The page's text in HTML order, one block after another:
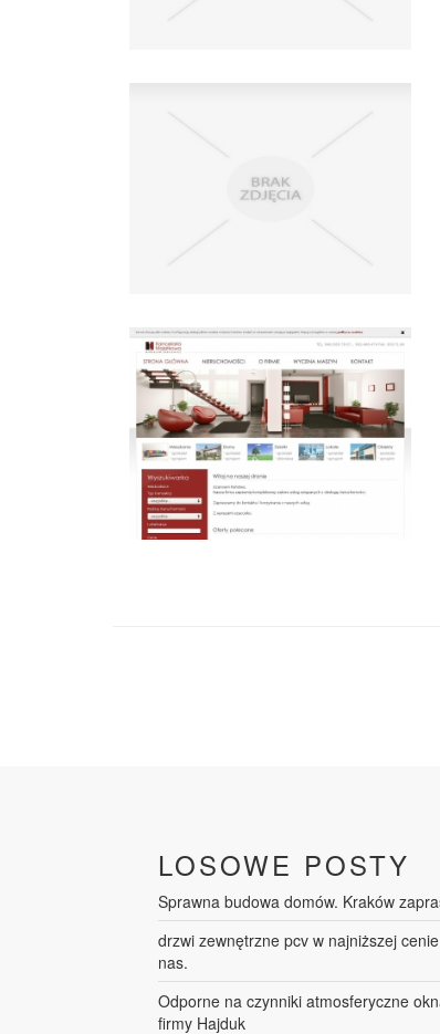
LOSOWE POSTY
Sprawna budowa domów. Kraków
drzwi zewnętrzne pcv w najniższej
nas.
Odporne na czynniki atmosferyczne
firmy Hajduk